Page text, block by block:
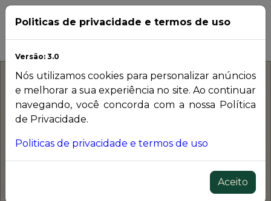
Politicas de privacidade e termos de uso
Versão: 3.0
Nós utilizamos cookies para personalizar anúncios
e melhorar a sua experiência no site. Ao continuar
navegando, você concorda com a nossa Política
de Privacidade.
Politicas de privacidade e termos de uso
Aceito